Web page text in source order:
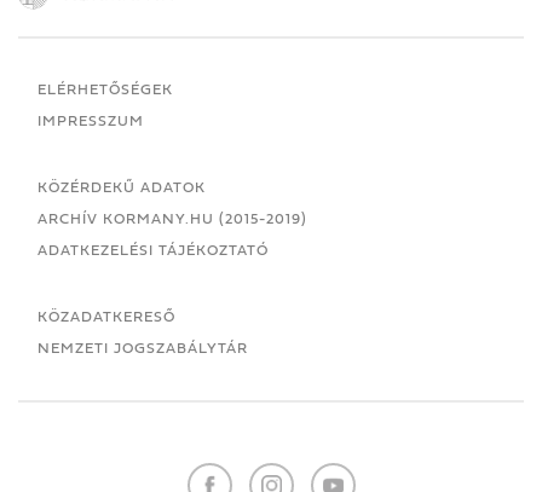
ELÉRHETŐSÉGEK
IMPRESSZUM
KÖZÉRDEKŰ ADATOK
ARCHÍV KORMANY.HU (2015-2019)
ADATKEZELÉSI TÁJÉKOZTATÓ
KÖZADATKERESŐ
NEMZETI JOGSZABÁLYTÁR